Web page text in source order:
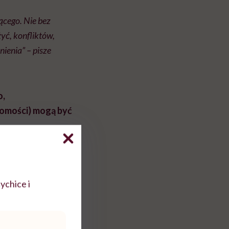
Nie bez
konfliktów,
– pisze
mogą być
symbolicznego
przez
i